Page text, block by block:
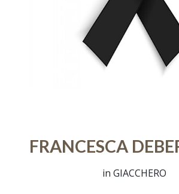
FRANCESCA
in GIACCHERO